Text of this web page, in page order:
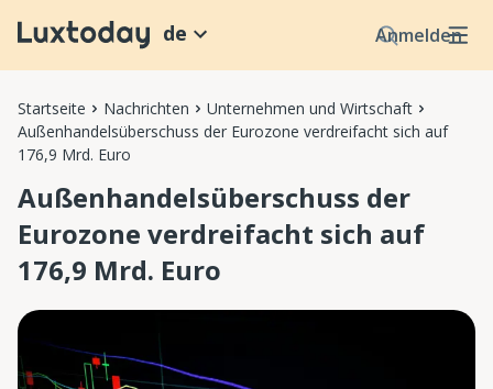
Anmelden
de
Startseite Nachrichten
Unternehmen und Wirtschaft
Außenhandelsüberschuss der Eurozone verdreifacht sich auf
176,9 Mrd. Euro
Außenhandelsüberschuss der
Eurozone verdreifacht sich auf
176,9 Mrd. Euro